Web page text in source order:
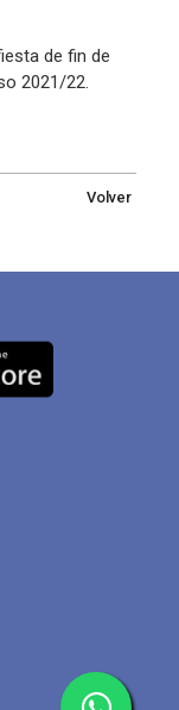
de fin de
2021/22.
Volver